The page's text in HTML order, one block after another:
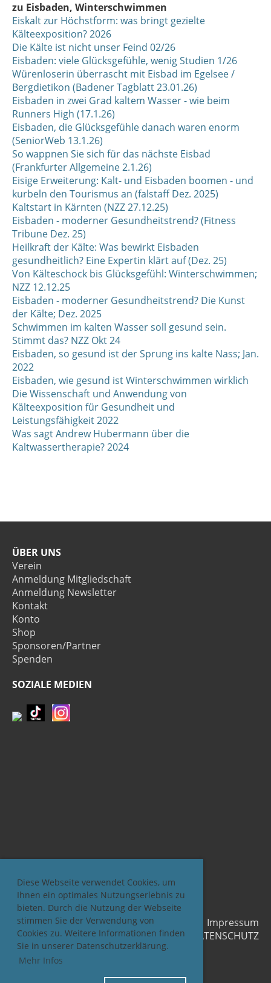
Diese Webseite verwendet Cookies, um
Ihnen ein optimales Nutzungserlebnis zu
bieten. Durch die Nutzung der Webseite
stimmen Sie der Verwendung von
Cookies zu. Weitere Informationen finden
Sie in unserer Datenschutzerklärung.
Mehr Infos
zu Eisbaden, Winterschwimmen
Eiskalt zur Höchstform: was bringt gezielte
Kälteexposition? 2026
Die Kälte ist nicht unser Feind 02/26
Eisbaden: viele Glücksgefühle, wenig Studien 1/26
Würenloserin überrascht mit Eisbad im Egelsee /
Bergdietikon (Badener Tagblatt 23.01.26)
Eisbaden in zwei Grad kaltem Wasser - wie beim
Runners High (17.1.26)
Eisbaden, die Glücksgefühle danach waren enorm
(SeniorWeb 13.1.26)
So wappnen Sie sich für das nächste Eisbad
(Frankfurter Allgemeine 2.1.26)
Eisige Erweiterung: Kalt- und Eisbaden boomen - und
kurbeln den Tourismus an (falstaff Dez. 2025)
Kaltstart in Kärnten (NZZ 27.12.25)
Eisbaden - moderner Gesundheitstrend? (Fitness
Tribune Dez. 25)
Heilkraft der Kälte: Was bewirkt Eisbaden
gesundheitlich? Eine Expertin klärt auf (Dez. 25)
Von Kälteschock bis Glücksgefühl: Winterschwimmen;
NZZ 12.12.25
Eisbaden - moderner Gesundheitstrend? Die Kunst
der Kälte; Dez. 2025
Schwimmen im kalten Wasser soll gesund sein.
Stimmt das? NZZ Okt 24
Eisbaden, so gesund ist der Sprung ins kalte Nass; Jan.
2022
Eisbaden, wie gesund ist Winterschwimmen wirklich
Die Wissenschaft und Anwendung von
Kälteexposition für Gesundheit und
Leistungsfähigkeit 2022
Was sagt Andrew Hubermann über die
Kaltwassertherapie? 2024
ÜBER UNS
Verein
Anmeldung Mitgliedschaft
Anmeldung Newsletter
Kontakt
Konto
Shop
Sponsoren/Partner
Spenden
SOZIALE MEDIEN
Impressum
DATENSCHUTZ
© 2026 KÄLTENETZWERK.ch